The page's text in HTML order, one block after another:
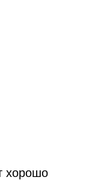
хорошо